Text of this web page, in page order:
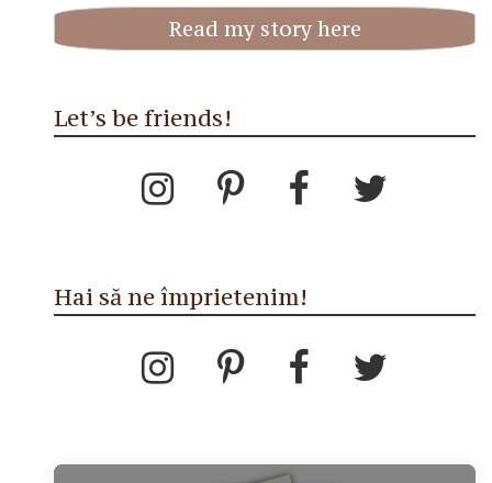
Read my story here
Let’s be friends!
Hai să ne împrietenim!